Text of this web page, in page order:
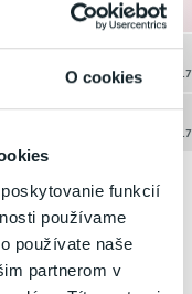
O cookies
funkcií
používame
používate naše
partnerom v
179 EUR
21
179 EUR
22
179 EUR
29
2. Dátum odchodu
vyberte